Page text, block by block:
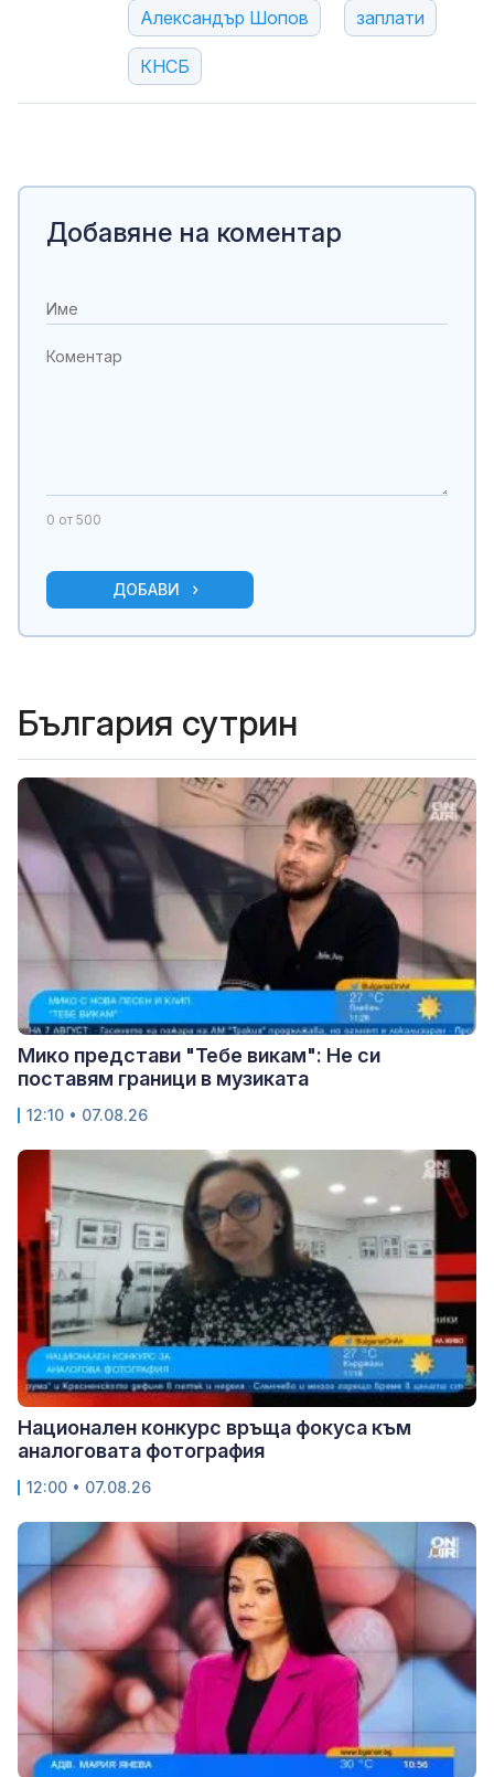
Александър Шопов заплати
КНСБ
Добавяне на коментар
0 от 500
ДОБАВИ
България сутрин
Мико представи "Тебе викам": Не си
поставям граници в музиката
12:10 • 07.08.26
Национален конкурс връща фокуса към
аналоговата фотография
12:00 • 07.08.26